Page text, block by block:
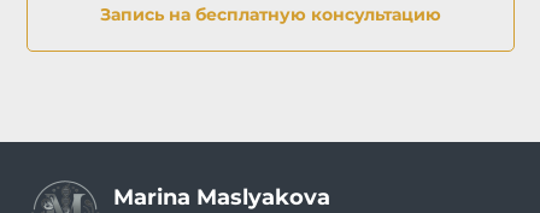
Запись на бесплатную консультацию
Marina Maslyakova